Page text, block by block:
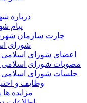
درباره
پیام
چارت سازمان
شورای
اعضای شورای اسلامی
مصوبات شورای اسلامی
جلسات شورای اسلامی
وظایف و
مزایده